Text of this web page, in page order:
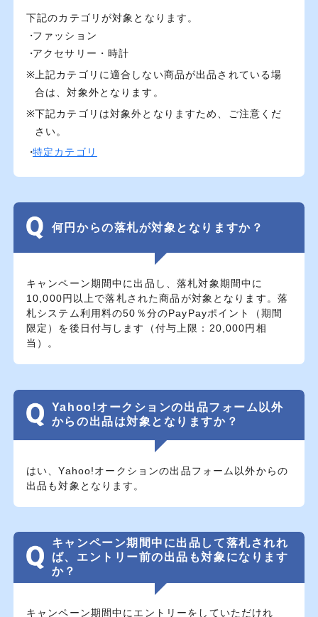
下記のカテゴリが対象となります。
ファッション
アクセサリー・時計
上記カテゴリに適合しない商品が出品されている場
合は、対象外となります。
下記カテゴリは対象外となりますため、ご注意くだ
さい。
特定カテゴリ
何円からの落札が対象となりますか？
キャンペーン期間中に出品し、落札対象期間中に
10,000円以上で落札された商品が対象となります。落
札システム利用料の50％分のPayPayポイント（期間
限定）を後日付与します（付与上限：20,000円相
当）。
Yahoo!オークションの出品フォーム以外
からの出品は対象となりますか？
はい、Yahoo!オークションの出品フォーム以外からの
出品も対象となります。
キャンペーン期間中に出品して落札されれ
ば、エントリー前の出品も対象になります
か？
キャンペーン期間中にエントリーをしていただけれ